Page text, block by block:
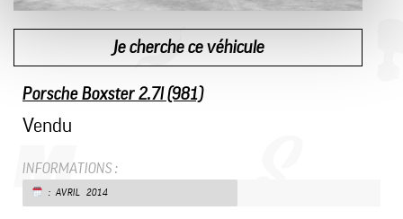
Je cherche ce véhicule
Porsche Boxster 2.7l (981)
Vendu
INFORMATIONS :
: AVRIL 2014